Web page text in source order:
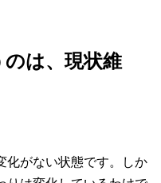
は、現状維
化がない状態です。しか